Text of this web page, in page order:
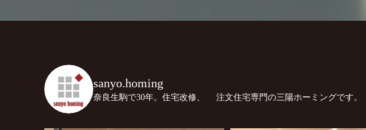
sanyo.homing
奈良生駒で30年。住宅改修、 注文住宅専門の三陽ホーミングです。